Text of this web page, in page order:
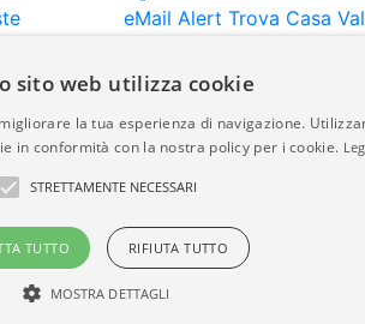
eMail Alert Trova Casa
da agenzie immobiliari e
della completezza, della
sito web utilizza cookie
la tua esperienza di navigazione.
in conformità con la nostra policy per i cookie.
STRETTAMENTE NECESSARI
TUTTO RIFIUTA TUTTO
MOSTRA DETTAGLI